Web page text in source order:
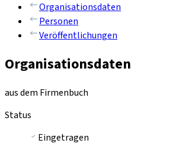
Organisationsdaten
Personen
Veröffentlichungen
Organisationsdaten
aus dem Firmenbuch
Status
Eingetragen